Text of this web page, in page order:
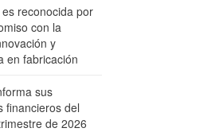
reconocida por
con la
y
en fabricación
sus
financieros del
de 2026